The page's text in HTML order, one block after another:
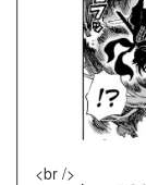
<br />